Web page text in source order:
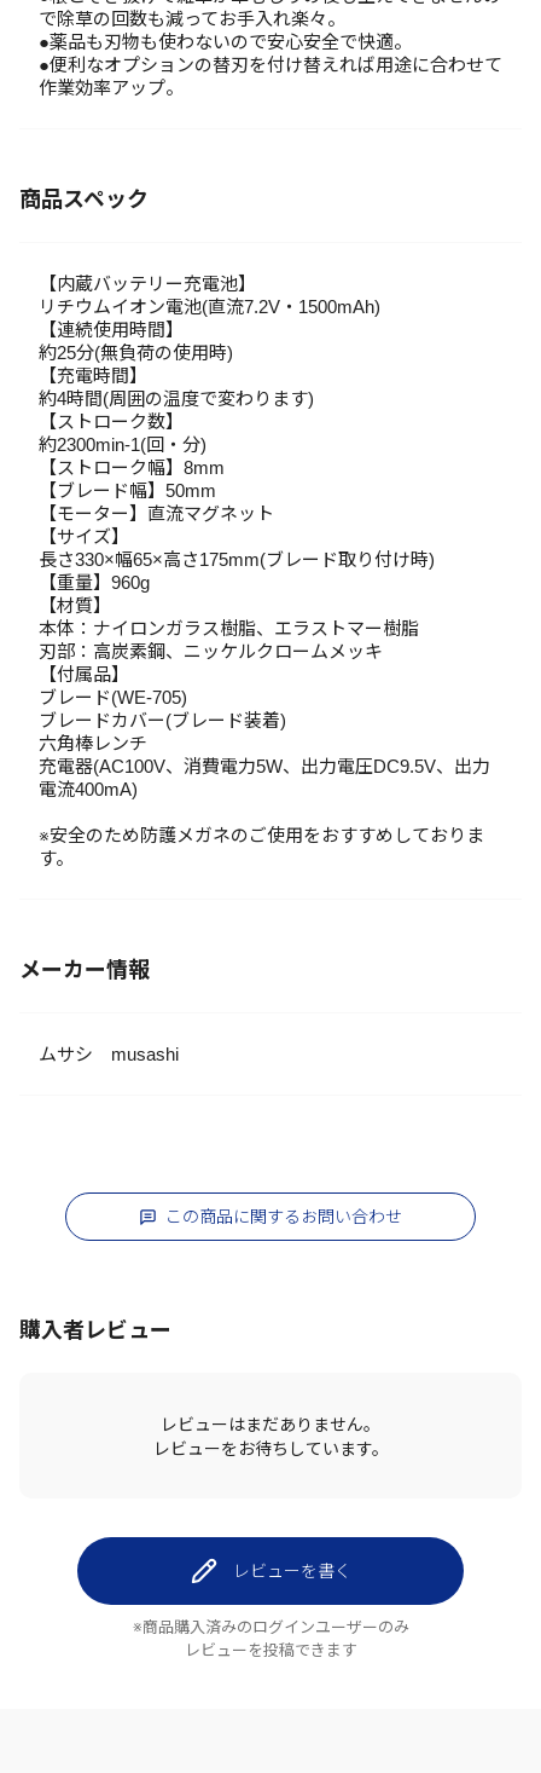
で除草の回数も減ってお手入れ楽々。
●薬品も刃物も使わないので安心安全で快適。
●便利なオプションの替刃を付け替えれば用途に合わせて
作業効率アップ。
商品スペック
【内蔵バッテリー充電池】
リチウムイオン電池(直流7.2V・1500mAh)
【連続使用時間】
約25分(無負荷の使用時)
【充電時間】
約4時間(周囲の温度で変わります)
【ストローク数】
約2300min-1(回・分)
【ストローク幅】8mm
【ブレード幅】50mm
【モーター】直流マグネット
【サイズ】
長さ330×幅65×高さ175mm(ブレード取り付け時)
【重量】960g
【材質】
本体：ナイロンガラス樹脂、エラストマー樹脂
刃部：高炭素鋼、ニッケルクロームメッキ
【付属品】
ブレード(WE-705)
ブレードカバー(ブレード装着)
六角棒レンチ
充電器(AC100V、消費電力5W、出力電圧DC9.5V、出力
電流400mA)
※安全のため防護メガネのご使用をおすすめしておりま
す。
メーカー情報
ムサシ musashi
この商品に関するお問い合わせ
購入者レビュー
レビューはまだありません。
レビューをお待ちしています。
レビューを書く
※商品購入済みのログインユーザーのみ
レビューを投稿できます